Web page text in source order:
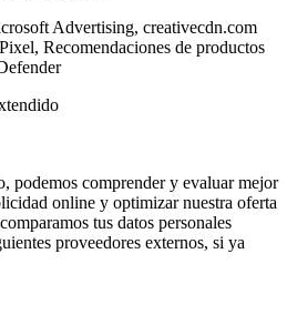
Advertising, creativecdn.com
Recomendaciones de productos
podemos comprender y evaluar mejor
online y optimizar nuestra oferta
tus datos personales
proveedores externos, si ya